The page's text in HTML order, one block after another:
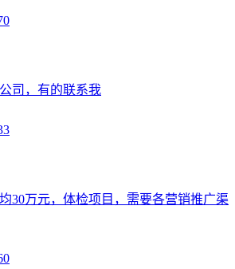
司，有的联系我
30万元，体检项目，需要各营销推广渠